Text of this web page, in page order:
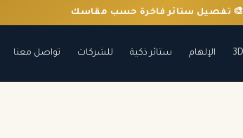
🎨 تفصيل ستائر فاخرة حسب مقاسك
الإلهام ستائر ذكية للشركات تواصل معنا